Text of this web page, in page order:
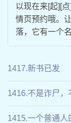
以现在来[起][
情页预约哦。
落，它有一个
1417.新书已发
1416.不是诈尸，
1415.一个普通人